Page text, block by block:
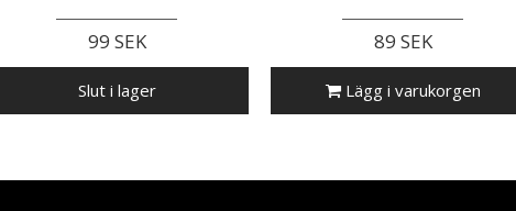
99 SEK
Slut i lager
89 SEK
Lägg i varukorgen